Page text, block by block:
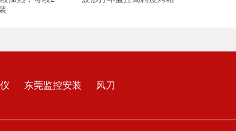
东莞监控安装 风刀